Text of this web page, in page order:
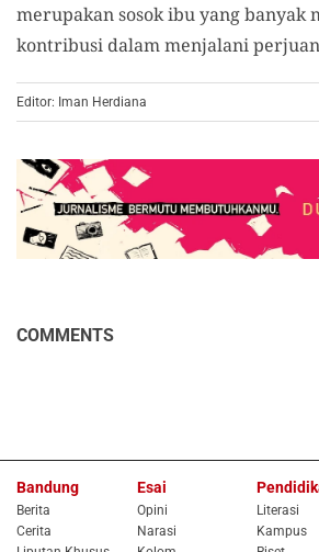
merupakan sosok ibu yang banyak
kontribusi dalam menjalani
Editor: Iman Herdiana
COMMENTS
Bandung
Berita
Cerita
Esai
Opini
Narasi
Literasi
Kampus